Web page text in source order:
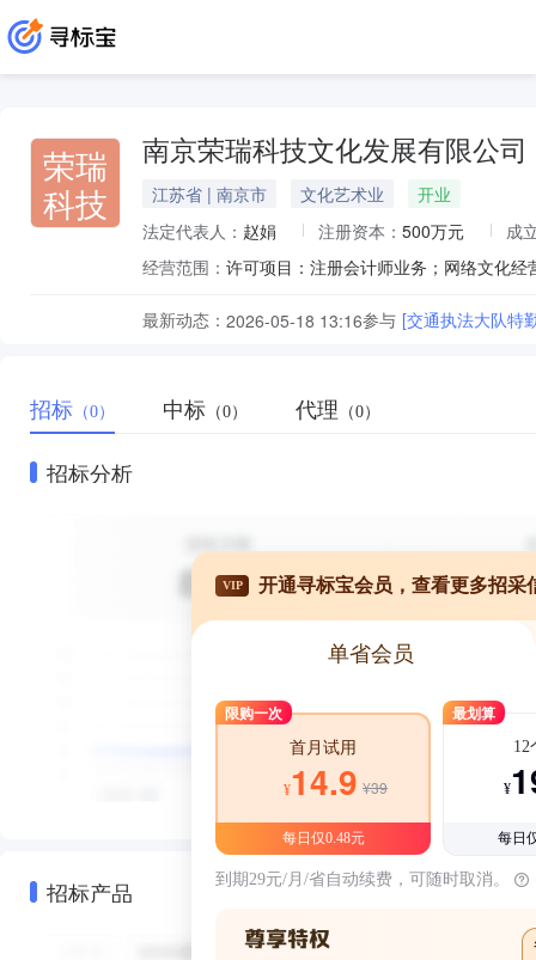
荣瑞
科技
南京荣瑞科技文化发展有限公司
江苏省 | 南京市 文化艺术业
开业
法定代表人： 赵娟 注册资本： 500万元
成
经营范围：
最新动态： 2026-05-18 13:16参与 [交通执法大队特
招标 （0） 中标 （0） 代理 （0）
招标分析
招标产品
VIP 开通寻标宝会员，查看更多招采
单省会员
限购一次
首月试用
¥14.9 ¥39
每日仅0.48元
最划算
12
¥
每日
到期29元/月/省自动续费，可随时取消。